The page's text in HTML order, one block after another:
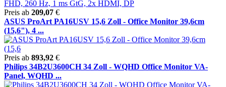
Preis ab 209,07 €
ASUS ProArt PA16USV 15,6 Zoll - Office Monitor 39,6cm
(15,6"), 4 ...
Preis ab 893,92 €
Philips 34B2U3600CH 34 Zoll - WQHD Office Monitor VA-
Panel, WQHD ...